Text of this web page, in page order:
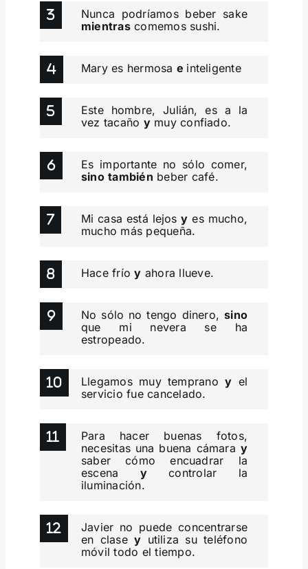
Nunca podríamos beber sake
mientrascomemos sushi.
Mary es hermosa e inteligente
Este hombre, Julián, es a la
vez tacaño ymuy confiado.
Es importante no sólo comer,
sino también beber café.
Mi casa está lejosy es mucho,
mucho más pequeña.
Hace fríoy ahora llueve.
No sólo no tengo dinero,sino
que mi nevera se ha
estropeado.
Llegamos muy tempranoy el
servicio fue cancelado.
Para hacer buenas fotos,
necesitas una buena cámara y
saber cómo encuadrar la
escena ycontrolar la
iluminación.
Javier no puede concentrarse
en clasey utiliza su teléfono
móvil todo el tiempo.